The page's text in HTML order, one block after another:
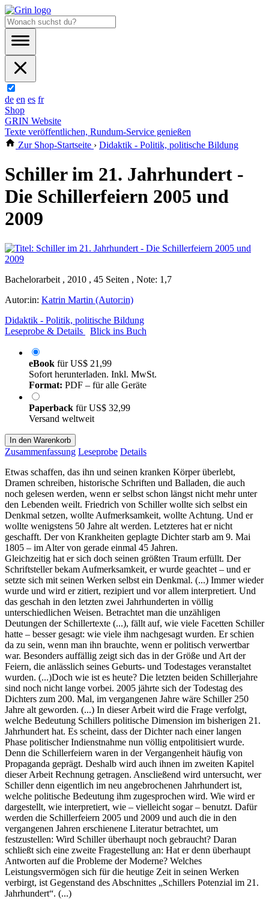
de en es fr
Shop
GRIN Website
Texte veröffentlichen, Rundum-Service genießen
Zur Shop-Startseite › Didaktik - Politik, politische Bildung
Schiller im 21. Jahrhundert -
Die Schillerfeiern 2005 und
2009
Bachelorarbeit , 2010 , 45 Seiten , Note: 1,7
Autor:in: Katrin Martin (Autor:in)
Didaktik - Politik, politische Bildung
Leseprobe & Details
Blick ins Buch
eBook fürUS$ 21,99
Sofort herunterladen. Inkl. MwSt.
Format: PDF – für alle Geräte
Paperback fürUS$ 32,99
Versand weltweit
In den Warenkorb
Zusammenfassung Leseprobe Details
Etwas schaffen, das ihn und seinen kranken Körper überlebt,
Dramen schreiben, historische Schriften und Balladen, die auch
noch gelesen werden, wenn er selbst schon längst nicht mehr unter
den Lebenden weilt. Friedrich von Schiller wollte sich selbst ein
Denkmal setzen, wollte Aufmerksamkeit, wollte Achtung. Und er
wollte wenigstens 50 Jahre alt werden. Letzteres hat er nicht
geschafft. Der von Krankheiten geplagte Dichter starb am 9. Mai
1805 – im Alter von gerade einmal 45 Jahren.
Gleichzeitig hat er sich doch seinen größten Traum erfüllt. Der
Schriftsteller bekam Aufmerksamkeit, er wurde geachtet – und er
setzte sich mit seinen Werken selbst ein Denkmal. (...) Immer wieder
wurde und wird er zitiert, rezipiert und vor allem interpretiert. Und
das geschah in den letzten zwei Jahrhunderten in völlig
unterschiedlichen Weisen. Betrachtet man die unzähligen
Deutungen der Schillertexte (...), fällt auf, wie viele Facetten Schiller
hatte – besser gesagt: wie viele ihm nachgesagt wurden. Er schien
da zu sein, wenn man ihn brauchte, wenn er politisch verwertbar
war. Besonders auffällig zeigt sich das in der Größe und Art der
Feiern, die anlässlich seines Geburts- und Todestages veranstaltet
wurden. (...)Doch wie ist es heute? Die letzten beiden Schillerjahre
sind noch nicht lange vorbei. 2005 jährte sich der Todestag des
Dichters zum 200. Mal, im vergangenen Jahre wäre Schiller 250
Jahre alt geworden. (...) In dieser Arbeit wird die Frage verfolgt,
welche Bedeutung Schillers politische Dimension im bisherigen 21.
Jahrhundert hat. Es scheint, dass der Dichter nach einer langen
Phase politischer Indienstnahme nun völlig entpolitisiert wurde.
Denn die Schillerfeiern waren in der Vergangenheit häufig von
Propaganda geprägt. Deshalb wird auch ihnen im zweiten Kapitel
dieser Arbeit Rechnung getragen. Anscließend wird untersucht, wer
Schiller denn eigentlich im neu angebrochenen Jahrhundert ist,
welche politische Bedeutung ihm zugesprochen wird. Wie wird er
dargestellt, wie interpretiert, wie – vielleicht sogar – benutzt. Dafür
werden die Schillerfeiern 2005 und 2009 und auch die in den
vergangenen Jahren erschienene Literatur betrachtet, um
festzustellen: Wird Schiller überhaupt noch gebraucht? Daran
schließt sich eine zweite Fragestellung an: Hat er denn überhaupt
Antworten auf die Probleme der Moderne? Welches
Leistungsvermögen sich für die heutige Zeit in seinen Werken
verbirgt, ist Gegenstand des Abschnittes „Schillers Potenzial im 21.
Jahrhundert“. (...)